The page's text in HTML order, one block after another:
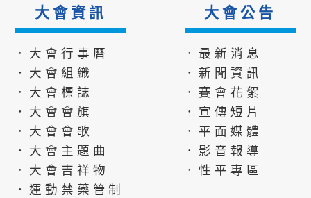
大會資訊
．大會行事曆
．大會組織
．大會標誌
．大會會旗
．大會會歌
．大會主題曲
．大會吉祥物
．運動禁藥管制
大會公告
．最新消息
．新聞資訊
．賽會花絮
．宣傳短片
．平面媒體
．影音報導
．性平專區